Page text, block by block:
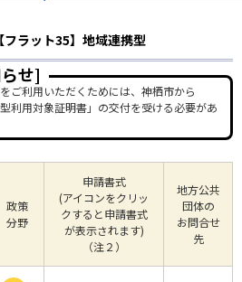
ラット35】地域連携型
せ]
ご利用いただくためには、神栖市から
利用対象証明書」の交付を受ける必要があ
政策
分野
申請書式
(アイコンをクリッ
クすると申請書式
が表示されます)
（注２）
地方公共
団体の
お問合せ
先